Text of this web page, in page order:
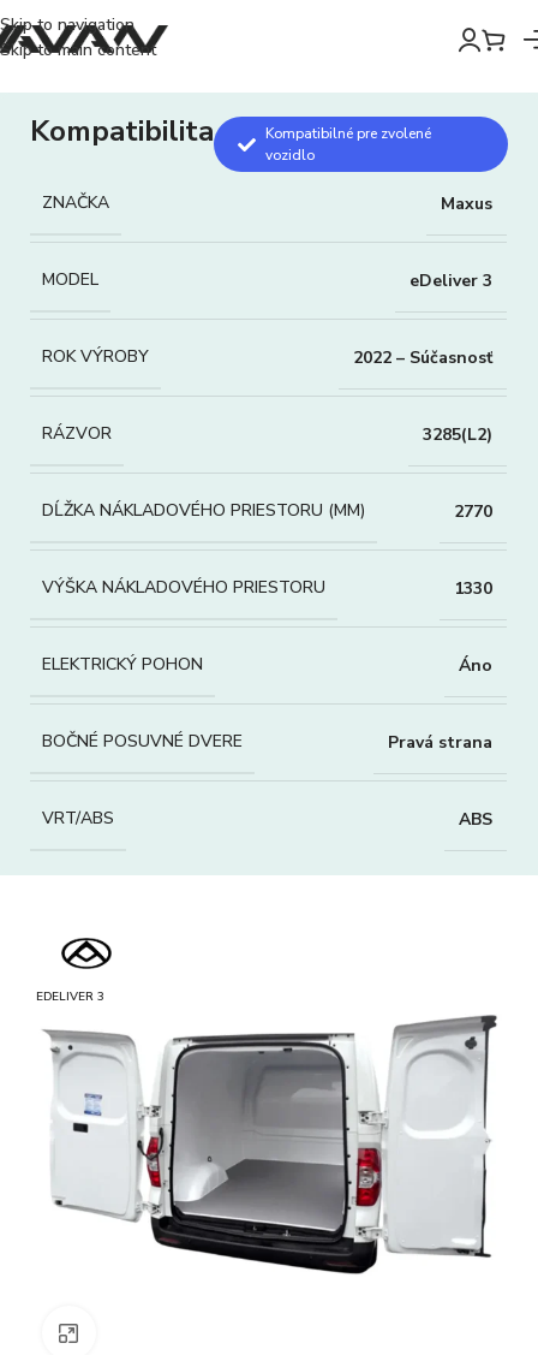
Skip to navigation
Skip to main content
Kompatibilita
Kompatibilné pre zvolené
vozidlo
ZNAČKA Maxus
MODEL eDeliver 3
ROK VÝROBY 2022 – Súčasnosť
RÁZVOR 3285(L2)
DĹŽKA NÁKLADOVÉHO PRIESTORU (MM) 2770
VÝŠKA NÁKLADOVÉHO PRIESTORU 1330
ELEKTRICKÝ POHON Áno
BOČNÉ POSUVNÉ DVERE Pravá strana
VRT/ABS ABS
EDELIVER 3